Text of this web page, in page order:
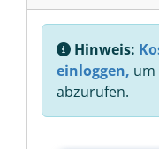
Hinweis:
einloggen, um
abzurufen.